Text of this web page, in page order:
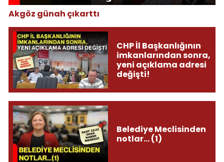
Akgöz günah çıkarttı
CHP İl Başkanlığının
imkanlarından sonra,
yeni açıklama adresi
değişti!
Belediye Meclisinden
notlar... (1)